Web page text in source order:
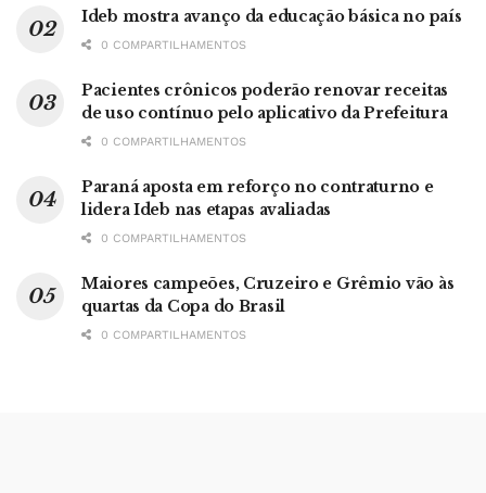
Ideb mostra avanço da educação básica no país
0 COMPARTILHAMENTOS
Pacientes crônicos poderão renovar receitas
de uso contínuo pelo aplicativo da Prefeitura
0 COMPARTILHAMENTOS
Paraná aposta em reforço no contraturno e
lidera Ideb nas etapas avaliadas
0 COMPARTILHAMENTOS
Maiores campeões, Cruzeiro e Grêmio vão às
quartas da Copa do Brasil
0 COMPARTILHAMENTOS